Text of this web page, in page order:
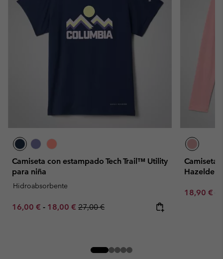
Camiseta con estampado Tech Trail™ Utility
para niña
Hidroabsorbente
Minimum sale price:
16,00 € - Maximum sale price:
18,00 € Regular price:
27,00 €
Camiseta
Hazeldel
Sale price:
18,90 €